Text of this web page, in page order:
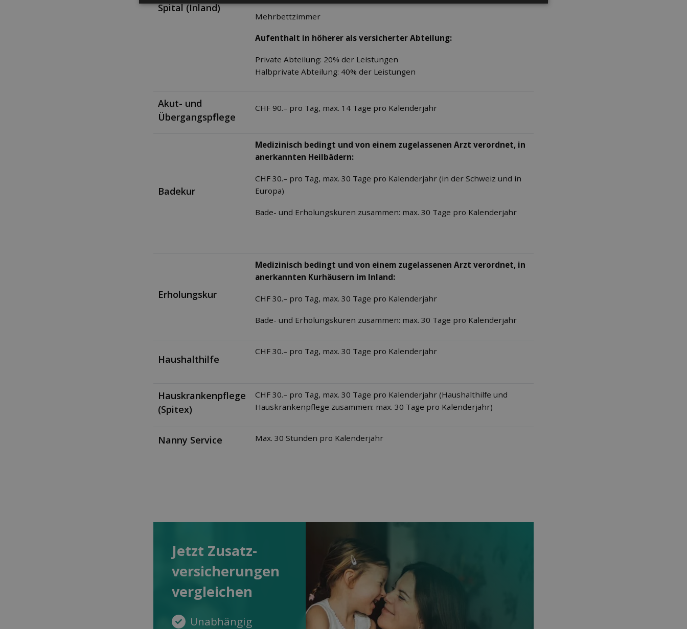
Spital (Inland)
Mehrbettzimmer
Aufenthalt in höherer als versicherter Abteilung:
Private Abteilung: 20% der Leistungen
Halbprivate Abteilung: 40% der Leistungen
Akut- und
Übergangspﬂege
CHF 90.– pro Tag, max. 14 Tage pro Kalenderjahr
Badekur
Medizinisch bedingt und von einem zugelassenen Arzt verordnet, in
anerkannten Heilbädern:
CHF 30.– pro Tag, max. 30 Tage pro Kalenderjahr (in der Schweiz und in
Europa)
Bade- und Erholungskuren zusammen: max. 30 Tage pro Kalenderjahr
Erholungskur
Medizinisch bedingt und von einem zugelassenen Arzt verordnet, in
anerkannten Kurhäusern im Inland:
CHF 30.– pro Tag, max. 30 Tage pro Kalenderjahr
Bade- und Erholungskuren zusammen: max. 30 Tage pro Kalenderjahr
Haushalthilfe
CHF 30.– pro Tag, max. 30 Tage pro Kalenderjahr
Hauskrankenpflege
(Spitex)
CHF 30.– pro Tag, max. 30 Tage pro Kalenderjahr (Haushalthilfe und
Hauskrankenpﬂege zusammen: max. 30 Tage pro Kalenderjahr)
Nanny Service Max. 30 Stunden pro Kalenderjahr
Jetzt Zusatz­
versicherungen
ver­gleichen
Unabhängig